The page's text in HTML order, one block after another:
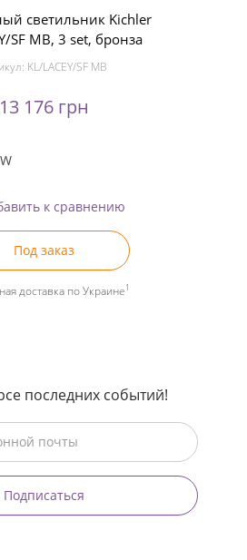
светильник Kichler
SF MB, 3 set, бронза
KL/LACEY/SF MB
13 176 грн
к сравнению
Под заказ
доставка по Украине1
последних событий!
Подписаться